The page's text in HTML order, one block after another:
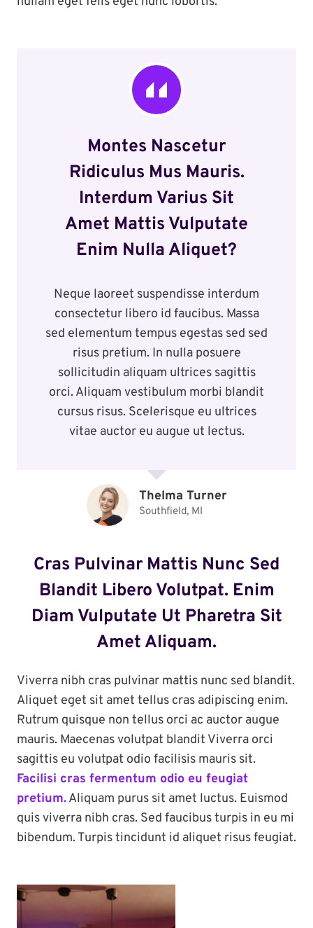
Montes Nascetur
Ridiculus Mus Mauris.
Interdum Varius Sit
Amet Mattis Vulputate
Enim Nulla Aliquet?
Neque laoreet suspendisse interdum
consectetur libero id faucibus. Massa
sed elementum tempus egestas sed sed
risus pretium. In nulla posuere
sollicitudin aliquam ultrices sagittis
orci. Aliquam vestibulum morbi blandit
cursus risus. Scelerisque eu ultrices
vitae auctor eu augue ut lectus.
Thelma Turner
Southfield, MI
Cras Pulvinar Mattis Nunc Sed
Blandit Libero Volutpat. Enim
Diam Vulputate Ut Pharetra Sit
Amet Aliquam.
Viverra nibh cras pulvinar mattis nunc sed blandit.
Aliquet eget sit amet tellus cras adipiscing enim.
Rutrum quisque non tellus orci ac auctor augue
mauris. Maecenas volutpat blandit Viverra orci
sagittis eu volutpat odio facilisis mauris sit.
Facilisi cras fermentum odio eu feugiat
pretium.Aliquam purus sit amet luctus. Euismod
quis viverra nibh cras. Sed faucibus turpis in eu mi
bibendum. Turpis tincidunt id aliquet risus feugiat.